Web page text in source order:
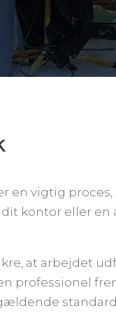
vigtig
kontor eller
at arbejdet
professionel